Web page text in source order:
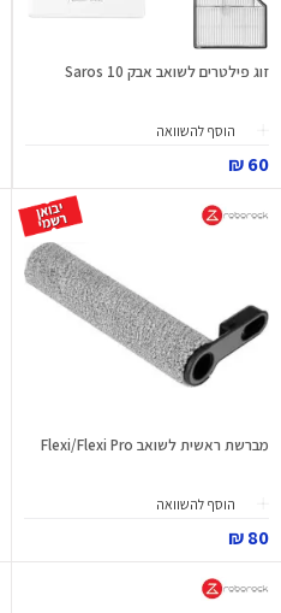
זוג פילטרים לשואב אבק Saros 10
הוסף להשוואה
60 ₪
מברשת ראשית לשואב Flexi/Flexi Pro
הוסף להשוואה
80 ₪